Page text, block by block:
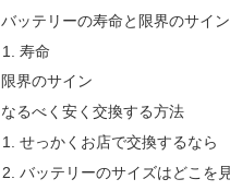
バッテリーの寿命と限界のサイン
寿命
限界のサイン
なるべく安く交換する方法
せっかくお店で交換するなら
バッテリーのサイズはどこを